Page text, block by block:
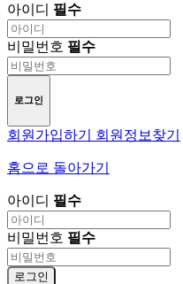
아이디 필수
비밀번호 필수
로그인
회원가입하기 회원정보찾기
홈으로 돌아가기
아이디 필수
비밀번호 필수
로그인